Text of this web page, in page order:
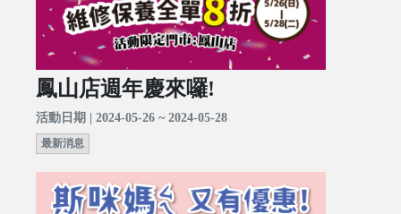
鳳山店週年慶來囉!
活動日期 | 2024-05-26 ~ 2024-05-28
最新消息